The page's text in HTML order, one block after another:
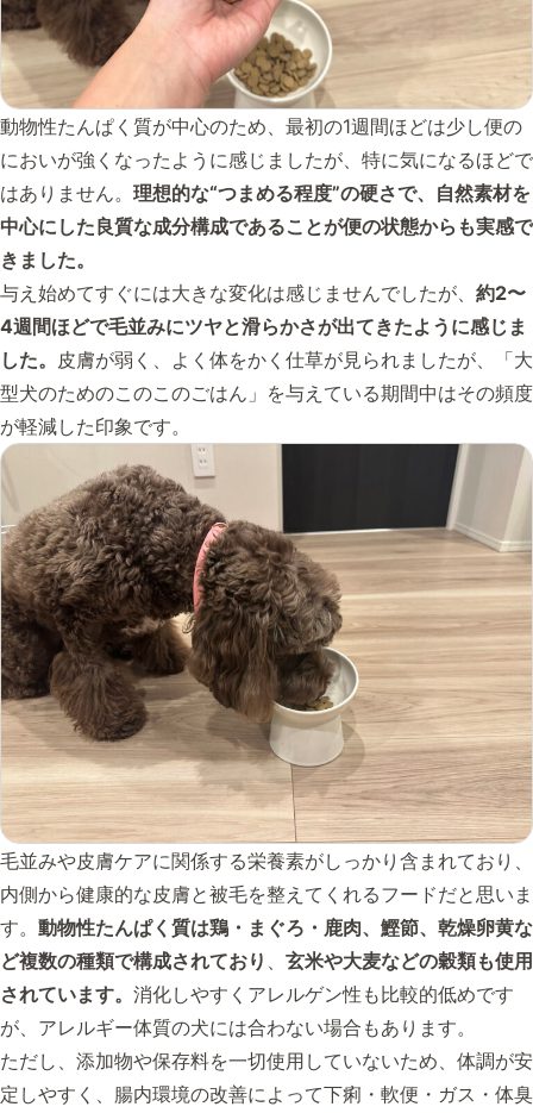
動物性たんぱく質が中心のため、最初の1週間ほどは少し便の
においが強くなったように感じましたが、特に気になるほどで
はありません。 理想的な“つまめる程度”の硬さで、自然素材を
中心にした良質な成分構成であることが便の状態からも実感で
きました。
与え始めてすぐには大きな変化は感じませんでしたが、 約2〜
4週間ほどで毛並みにツヤと滑らかさが出てきたように感じま
した。 皮膚が弱く、よく体をかく仕草が見られましたが、「大
型犬のためのこのこのごはん」を与えている期間中はその頻度
が軽減した印象です。
毛並みや皮膚ケアに関係する栄養素がしっかり含まれており、
内側から健康的な皮膚と被毛を整えてくれるフードだと思いま
す。 動物性たんぱく質は鶏・まぐろ・鹿肉、鰹節、乾燥卵黄な
ど複数の種類で構成されており
玄米や大麦などの穀類も使用
されています。 消化しやすくアレルゲン性も比較的低めです
が、アレルギー体質の犬には合わない場合もあります。
ただし、添加物や保存料を一切使用していないため、体調が安
定しやすく、腸内環境の改善によって下痢・軟便・ガス・体臭